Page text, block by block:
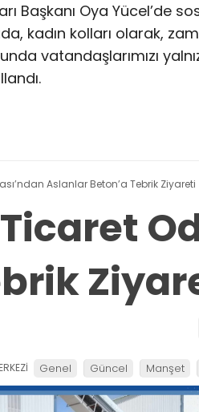
Başkanı Oya Yücel’de
kadın kolları olarak,
vatandaşlarımızı
Aslanlar Beton’a Tebrik Ziyareti
Genel Güncel Manşet